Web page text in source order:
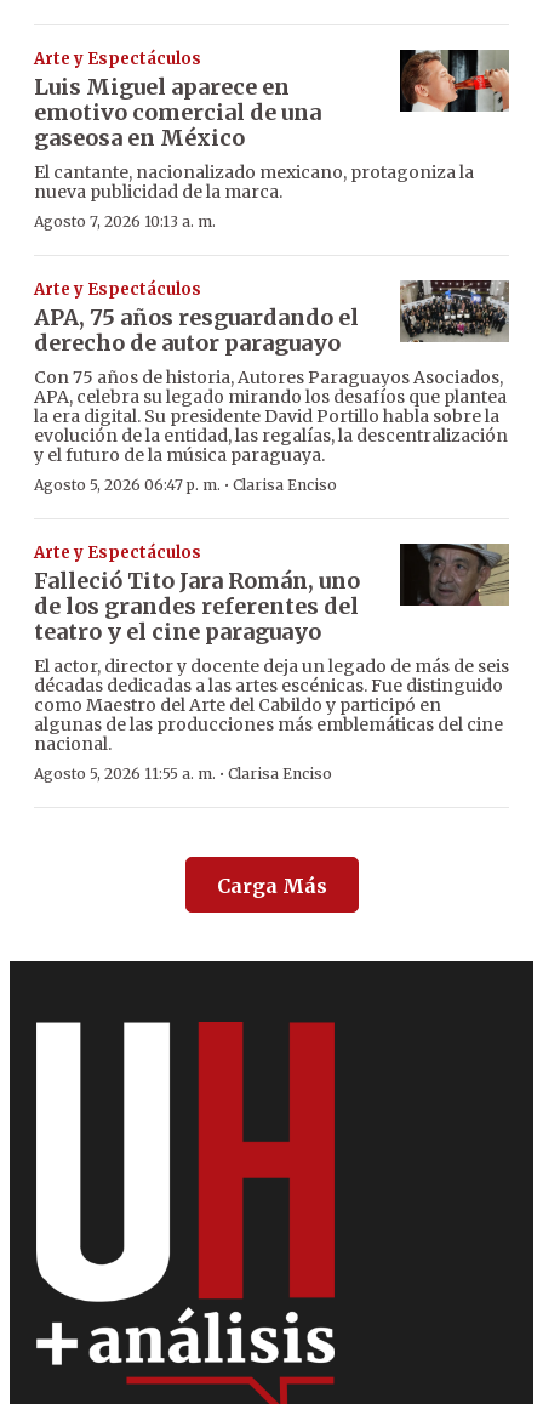
Arte y Espectáculos
Luis Miguel aparece en
emotivo comercial de una
gaseosa en México
El cantante, nacionalizado mexicano, protagoniza la
nueva publicidad de la marca.
Agosto 7, 2026 10:13 a. m.
Arte y Espectáculos
APA, 75 años resguardando el
derecho de autor paraguayo
Con 75 años de historia, Autores Paraguayos Asociados,
APA, celebra su legado mirando los desafíos que plantea
la era digital. Su presidente David Portillo habla sobre la
evolución de la entidad, las regalías, la descentralización
y el futuro de la música paraguaya.
Agosto 5, 2026 06:47 p. m. · Clarisa Enciso
Arte y Espectáculos
Falleció Tito Jara Román, uno
de los grandes referentes del
teatro y el cine paraguayo
El actor, director y docente deja un legado de más de seis
décadas dedicadas a las artes escénicas. Fue distinguido
como Maestro del Arte del Cabildo y participó en
algunas de las producciones más emblemáticas del cine
nacional.
Agosto 5, 2026 11:55 a. m. · Clarisa Enciso
Carga Más